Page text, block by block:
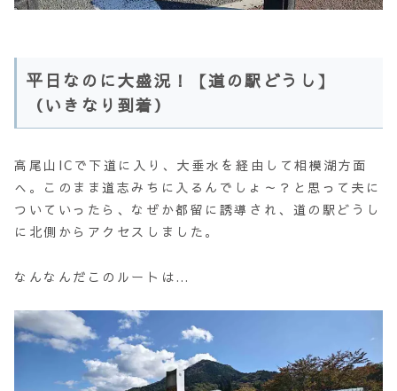
平日なのに大盛況！【道の駅どうし】
（いきなり到着）
高尾山ICで下道に入り、大垂水を経由して相模湖方面
へ。このまま道志みちに入るんでしょ～？と思って夫に
ついていったら、なぜか都留に誘導され、道の駅どうし
に北側からアクセスしました。
なんなんだこのルートは…